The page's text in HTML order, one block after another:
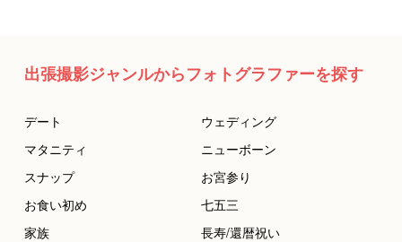
出張撮影ジャンルからフォトグラファーを探す
デート
ウェディング
マタニティ
ニューボーン
スナップ
お宮参り
お食い初め
七五三
家族
長寿/還暦祝い